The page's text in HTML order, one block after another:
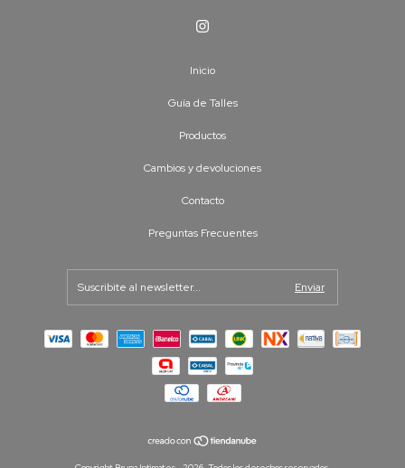
Inicio
Guía de Talles
Productos
Cambios y devoluciones
Contacto
Preguntas Frecuentes